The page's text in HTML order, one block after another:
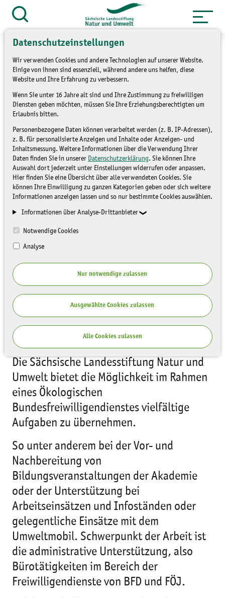
Datenschutzeinstellungen
Wir verwenden Cookies und andere Technologien auf unserer Website.
Einige von ihnen sind essenziell, während andere uns helfen, diese
Website und Ihre Erfahrung zu verbessern.
Wenn Sie unter 16 Jahre alt sind und Ihre Zustimmung zu freiwilligen
Diensten geben möchten, müssen Sie Ihre Erziehungsberechtigten um
Erlaubnis bitten.
Personenbezogene Daten können verarbeitet werden (z. B. IP-Adressen),
z. B. für personalisierte Anzeigen und Inhalte oder Anzeigen- und
Inhaltsmessung. Weitere Informationen über die Verwendung Ihrer
Daten finden Sie in unserer Datenschutzerklärung. Sie können Ihre
Auswahl dort jederzeit unter Einstellungen widerrufen oder anpassen.
Hier finden Sie eine Übersicht über alle verwendeten Cookies. Sie
können Ihre Einwilligung zu ganzen Kategorien geben oder sich weitere
Informationen anzeigen lassen und so nur bestimmte Cookies auswählen.
Informationen über Analyse-Drittanbieter
Notwendige Cookies
Analyse
Nur notwendige zulassen
Ausgewählte Cookies zulassen
Alle Cookies zulassen
Zum
Inhalt
springen
Suche
Über uns » Stellenangebote
Offene
Stellen
Freie Stellen im
Ökologischen
Bundesfreiwilligendienst
bei der LANU
Die Sächsische Landesstiftung Natur und
Umwelt bietet die Möglichkeit im Rahmen
eines Ökologischen
Bundesfreiwilligendienstes vielfältige
Aufgaben zu übernehmen.
So unter anderem bei der Vor- und
Nachbereitung von
Bildungsveranstaltungen der Akademie
oder der Unterstützung bei
Arbeitseinsätzen und Infoständen oder
gelegentliche Einsätze mit dem
Umweltmobil. Schwerpunkt der Arbeit ist
die administrative Unterstützung, also
Bürotätigkeiten im Bereich der
Freiwilligendienste von BFD und FÖJ.